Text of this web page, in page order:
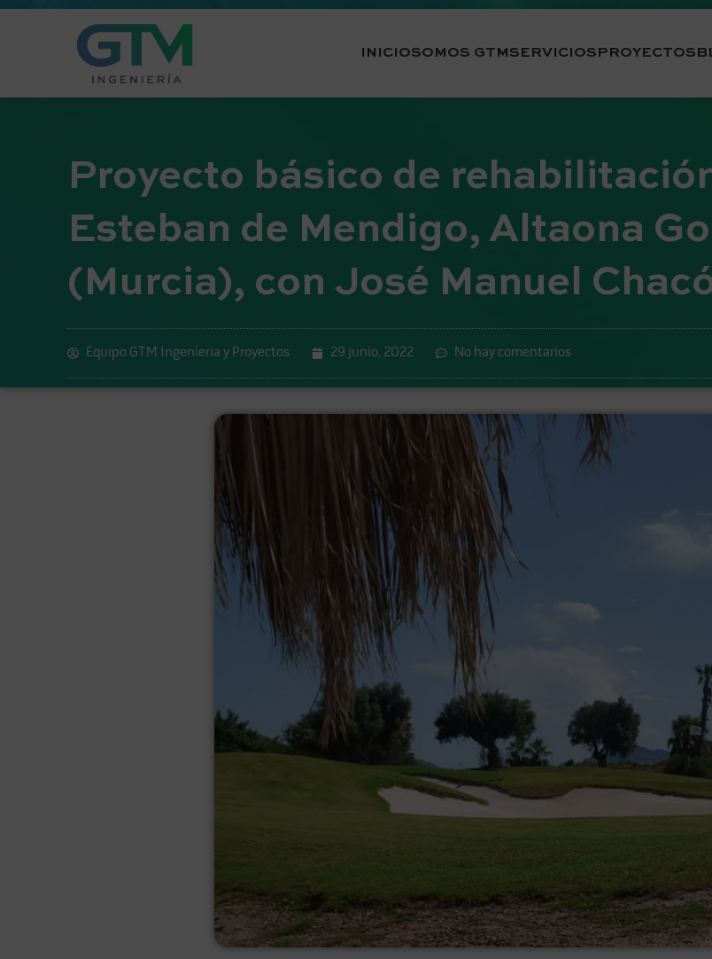
INICIOSOMOS GTMSERVICIOSPROYECTOS
Proyecto básico de
Esteban de Mendigo, Altaona
(Murcia), con José Manuel
Equipo GTM Ingeniería y Proyectos 29 junio, 2022 No hay comentarios